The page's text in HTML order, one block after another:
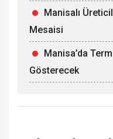
Manisalı
Mesaisi
Manisa’da
Gösterecek